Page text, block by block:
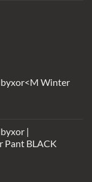
Winter
|
Pant BLACK